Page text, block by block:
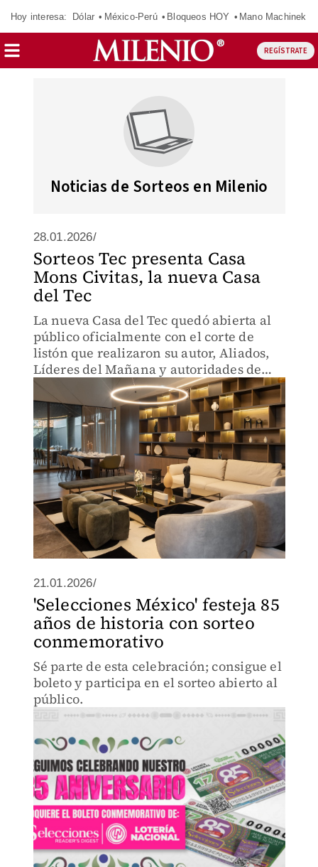
Hoy interesa: Dólar México-Perú Bloqueos HOY Mano Machinek
REGÍSTRATE
Noticias de Sorteos en Milenio
28.01.2026/
Sorteos Tec presenta Casa
Mons Civitas, la nueva Casa
del Tec
La nueva Casa del Tec quedó abierta al
público oficialmente con el corte de
listón que realizaron su autor, Aliados,
Líderes del Mañana y autoridades de
21.01.2026/
'Selecciones México' festeja 85
años de historia con sorteo
conmemorativo
Sé parte de esta celebración; consigue el
boleto y participa en el sorteo abierto al
público.